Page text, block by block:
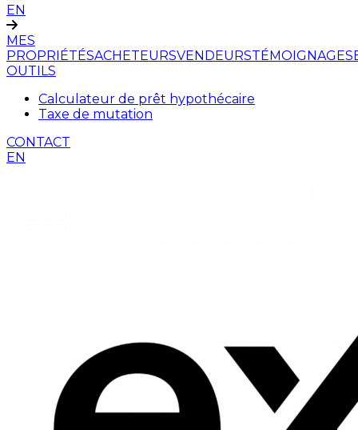
EN
MES
PROPRIÉTÉSACHETEURSVENDEURSTÉMOIGNAGES
OUTILS
Calculateur de prêt hypothécaire
Taxe de mutation
CONTACT
EN